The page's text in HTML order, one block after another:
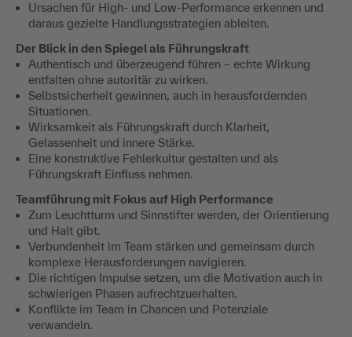
Ursachen für High- und Low-Performance erkennen und
daraus gezielte Handlungsstrategien ableiten.
Der Blick in den Spiegel als Führungskraft
Authentisch und überzeugend führen – echte Wirkung
entfalten ohne autoritär zu wirken.
Selbstsicherheit gewinnen, auch in herausfordernden
Situationen.
Wirksamkeit als Führungskraft durch Klarheit,
Gelassenheit und innere Stärke.
Eine konstruktive Fehlerkultur gestalten und als
Führungskraft Einfluss nehmen.
Teamführung mit Fokus auf High Performance
Zum Leuchtturm und Sinnstifter werden, der Orientierung
und Halt gibt.
Verbundenheit im Team stärken und gemeinsam durch
komplexe Herausforderungen navigieren.
Die richtigen Impulse setzen, um die Motivation auch in
schwierigen Phasen aufrechtzuerhalten.
Konflikte im Team in Chancen und Potenziale
verwandeln.